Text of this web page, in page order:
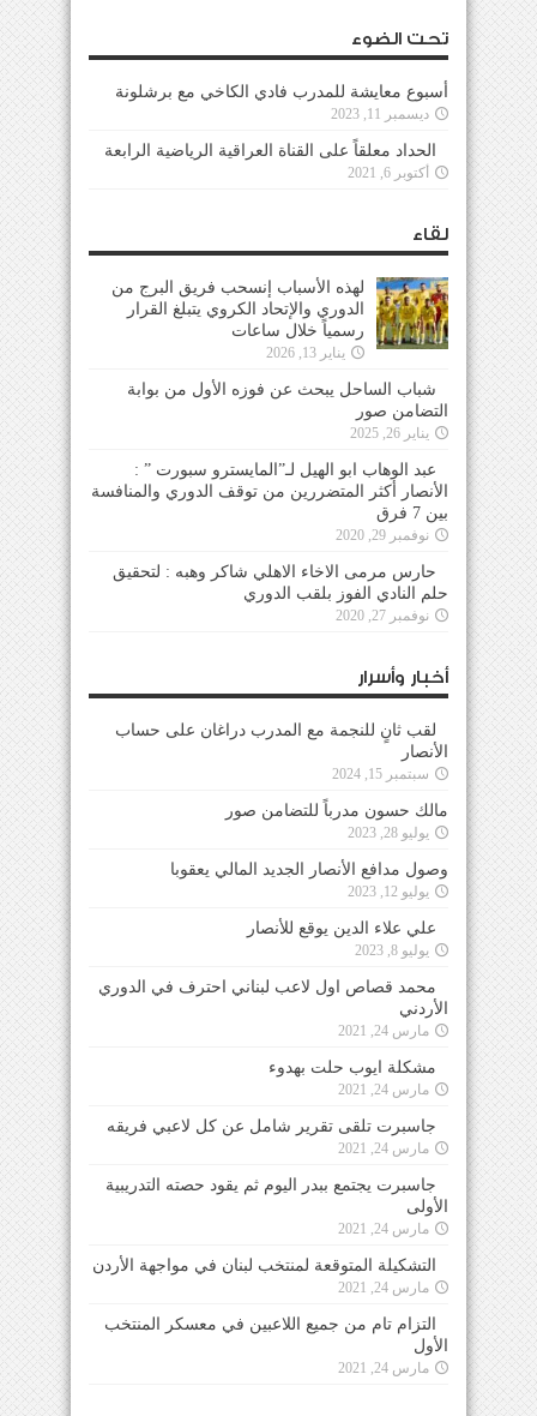
تحت الضوء
أسبوع معايشة للمدرب فادي الكاخي مع برشلونة
ديسمبر 11, 2023
الحداد معلقاً على القناة العراقية الرياضية الرابعة
أكتوبر 6, 2021
لقاء
لهذه الأسباب إنسحب فريق البرج من
الدوري والإتحاد الكروي يتبلغ القرار
رسمياً خلال ساعات
يناير 13, 2026
شباب الساحل يبحث عن فوزه الأول من بوابة
التضامن صور
يناير 26, 2025
عبد الوهاب ابو الهيل لـ”المايسترو سبورت ” :
الأنصار أكثر المتضررين من توقف الدوري والمنافسة
بين 7 فرق
نوفمبر 29, 2020
حارس مرمى الاخاء الاهلي شاكر وهبه : لتحقيق
حلم النادي الفوز بلقب الدوري
نوفمبر 27, 2020
أخبار وأسرار
لقب ثانٍ للنجمة مع المدرب دراغان على حساب
الأنصار
سبتمبر 15, 2024
مالك حسون مدرباً للتضامن صور
يوليو 28, 2023
وصول مدافع الأنصار الجديد المالي يعقوبا
يوليو 12, 2023
علي علاء الدين يوقع للأنصار
يوليو 8, 2023
محمد قصاص اول لاعب لبناني احترف في الدوري
الأردني
مارس 24, 2021
مشكلة ايوب حلت بهدوء
مارس 24, 2021
جاسبرت تلقى تقرير شامل عن كل لاعبي فريقه
مارس 24, 2021
جاسبرت يجتمع ببدر اليوم ثم يقود حصته التدريبية
الأولى
مارس 24, 2021
التشكيلة المتوقعة لمنتخب لبنان في مواجهة الأردن
مارس 24, 2021
التزام تام من جميع اللاعبين في معسكر المنتخب
الأول
مارس 24, 2021